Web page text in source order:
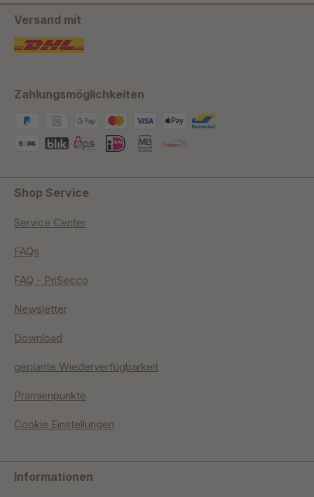
Versand mit
Zahlungsmöglichkeiten
Shop Service
Service Center
FAQs
FAQ - PriSecco
Newsletter
Download
geplante Wiederverfügbarkeit
Prämienpunkte
Cookie Einstellungen
Informationen